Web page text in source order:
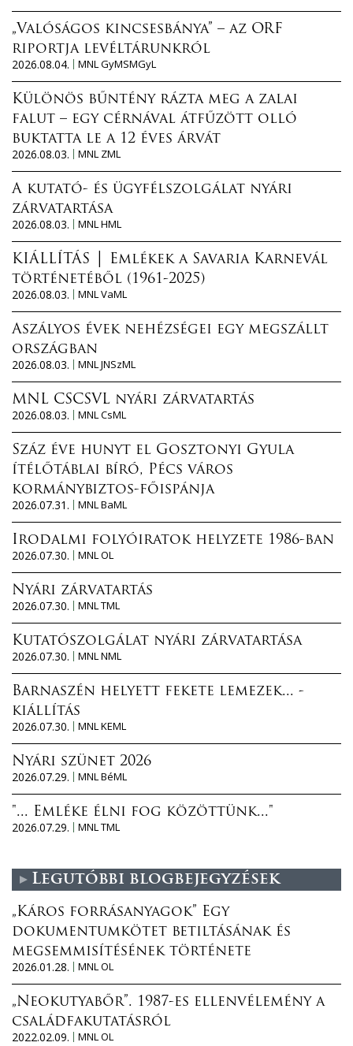
„Valóságos kincsesbánya” – az ORF
riportja levéltárunkról
2026.08.04.
MNL GyMSMGyL
Különös bűntény rázta meg a zalai
falut – egy cérnával átfűzött olló
buktatta le a 12 éves árvát
2026.08.03.
MNL ZML
A kutató- és ügyfélszolgálat nyári
zárvatartása
2026.08.03.
MNL HML
KIÁLLÍTÁS │ Emlékek a Savaria Karnevál
történetéből (1961-2025)
2026.08.03.
MNL VaML
Aszályos évek nehézségei egy megszállt
országban
2026.08.03.
MNL JNSzML
MNL CSCSVL nyári zárvatartás
2026.08.03.
MNL CsML
Száz éve hunyt el Gosztonyi Gyula
ítélőtáblai bíró, Pécs város
kormánybiztos-főispánja
2026.07.31.
MNL BaML
Irodalmi folyóiratok helyzete 1986-ban
2026.07.30.
MNL OL
Nyári zárvatartás
2026.07.30.
MNL TML
Kutatószolgálat nyári zárvatartása
2026.07.30.
MNL NML
Barnaszén helyett fekete lemezek... -
kiállítás
2026.07.30.
MNL KEML
Nyári szünet 2026
2026.07.29.
MNL BéML
"... Emléke élni fog közöttünk..."
2026.07.29.
MNL TML
Legutóbbi blogbejegyzések
„Káros forrásanyagok” Egy
dokumentumkötet betiltásának és
megsemmisítésének története
2026.01.28.
MNL OL
„Neokutyabőr”. 1987-es ellenvélemény a
családfakutatásról
2022.02.09.
MNL OL